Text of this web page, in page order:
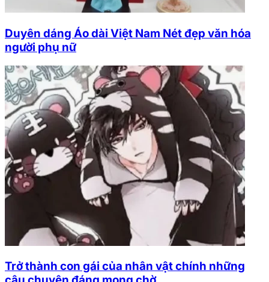
Duyên dáng Áo dài Việt Nam Nét đẹp văn hóa
người phụ nữ
Trở thành con gái của nhân vật chính những